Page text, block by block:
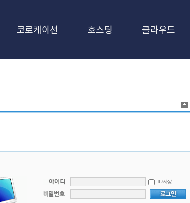
코로케이션 호스팅 클라우드
ID저장